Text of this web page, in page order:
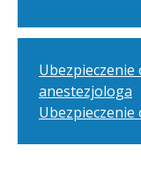
anestezjologa